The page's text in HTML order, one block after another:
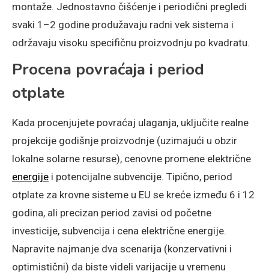
montaže. Jednostavno čišćenje i periodični pregledi
svaki 1–2 godine produžavaju radni vek sistema i
održavaju visoku specifičnu proizvodnju po kvadratu.
Procena povraćaja i period
otplate
Kada procenjujete povraćaj ulaganja, uključite realne
projekcije godišnje proizvodnje (uzimajući u obzir
lokalne solarne resurse), cenovne promene električne
energije i potencijalne subvencije. Tipično, period
otplate za krovne sisteme u EU se kreće između 6 i 12
godina, ali precizan period zavisi od početne
investicije, subvencija i cena električne energije.
Napravite najmanje dva scenarija (konzervativni i
optimistični) da biste videli varijacije u vremenu